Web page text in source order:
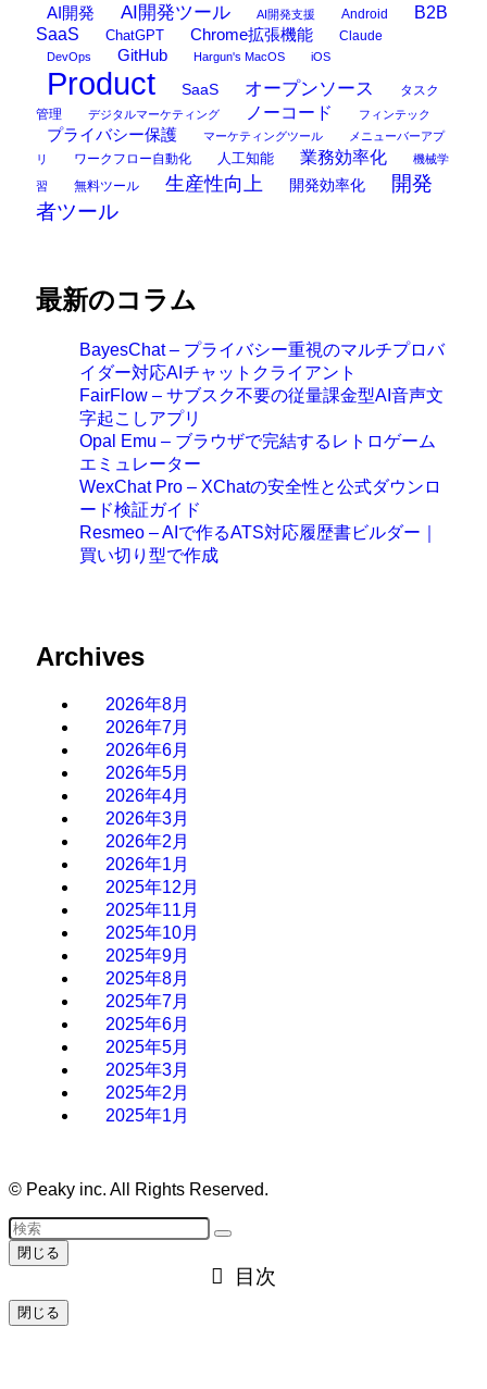
AI開発 AI開発ツール AI開発支援 Android
B2B
SaaS
ChatGPT Chrome拡張機能 Claude
DevOps GitHub Hargun's MacOS iOS
Product SaaS オープンソース
タスク
管理
デジタルマーケティング ノーコード フィンテック
プライバシー保護 マーケティングツール
メニューバーアプ
リ
ワークフロー自動化 人工知能 業務効率化 機械学
習 無料ツール 生産性向上 開発効率化
開発
者ツール
最新のコラム
BayesChat – プライバシー重視のマルチプロバ
イダー対応AIチャットクライアント
FairFlow – サブスク不要の従量課金型AI音声文
字起こしアプリ
Opal Emu – ブラウザで完結するレトロゲーム
エミュレーター
WexChat Pro – XChatの安全性と公式ダウンロ
ード検証ガイド
Resmeo – AIで作るATS対応履歴書ビルダー｜
買い切り型で作成
Archives
2026年8月
2026年7月
2026年6月
2026年5月
2026年4月
2026年3月
2026年2月
2026年1月
2025年12月
2025年11月
2025年10月
2025年9月
2025年8月
2025年7月
2025年6月
2025年5月
2025年3月
2025年2月
2025年1月
© Peaky inc. All Rights Reserved.
閉じる
目次
閉じる